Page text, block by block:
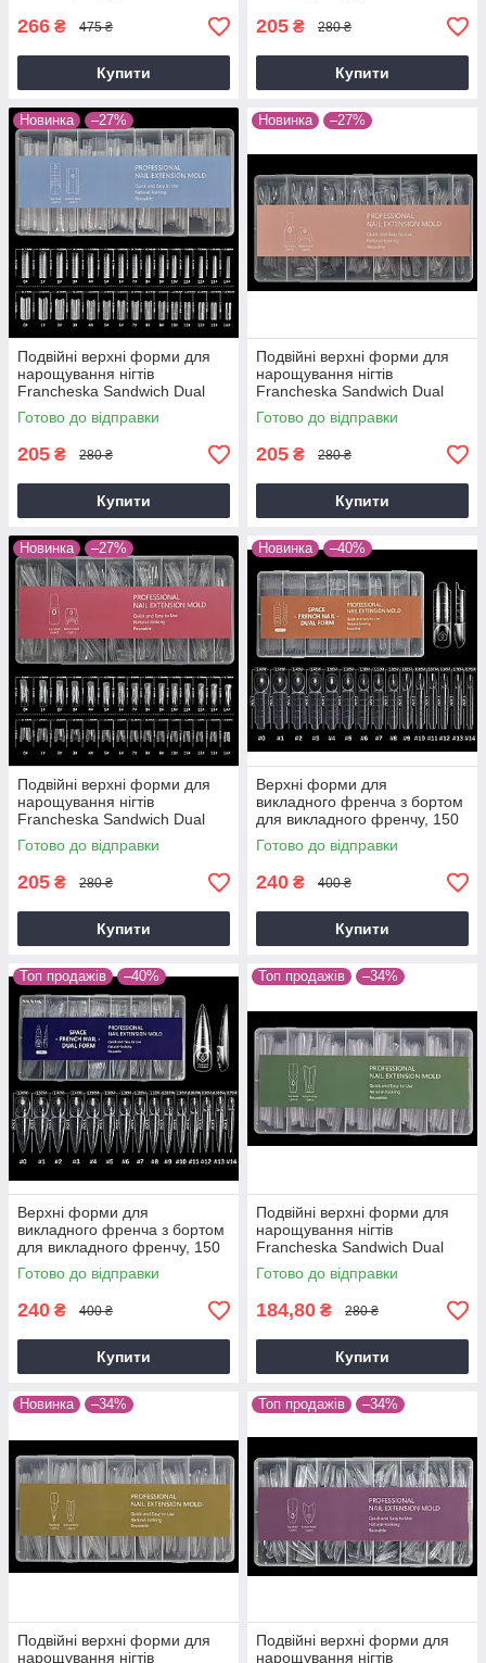
266 ₴ 475 ₴
Купити
205 ₴ 280 ₴
Купити
Новинка –27%
Подвійні верхні форми для
нарощування нігтів
Francheska Sandwich Dual
Nail Form 240 шт (Квадрат 2)
Blue
Готово до відправки
205 ₴ 280 ₴
Купити
Новинка –27%
Подвійні верхні форми для
нарощування нігтів
Francheska Sandwich Dual
Nail Form 240 шт (Мигдаль 2)
Peach
Готово до відправки
205 ₴ 280 ₴
Купити
Новинка –27%
Подвійні верхні форми для
нарощування нігтів
Francheska Sandwich Dual
Nail Form 240 шт (Квадрат 3)
Red
Готово до відправки
205 ₴ 280 ₴
Купити
Новинка –40%
Верхні форми для
викладного френча з бортом
для викладного френчу, 150
шт Square Orange
Готово до відправки
240 ₴ 400 ₴
Купити
Топ продажів –40%
Верхні форми для
викладного френча з бортом
для викладного френчу, 150
шт Almond Dark Blue
Готово до відправки
240 ₴ 400 ₴
Купити
Топ продажів –34%
Подвійні верхні форми для
нарощування нігтів
Francheska Sandwich Dual
Nail Form 240 шт (Квадрат)
Green
Готово до відправки
184,80 ₴ 280 ₴
Купити
Новинка –34%
Подвійні верхні форми для
нарощування нігтів
Топ продажів –34%
Подвійні верхні форми для
нарощування нігтів